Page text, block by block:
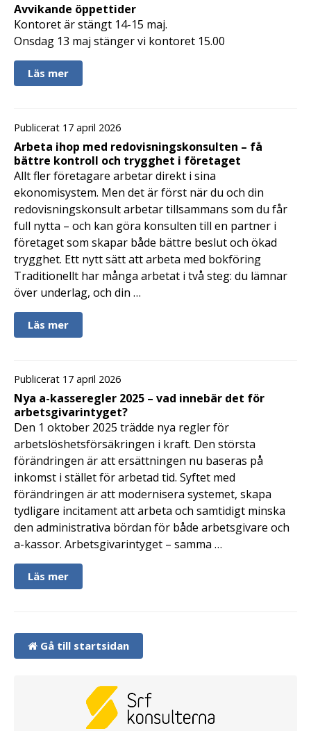
Avvikande öppettider
Kontoret är stängt 14-15 maj.
Onsdag 13 maj stänger vi kontoret 15.00
Läs mer
Publicerat 17 april 2026
Arbeta ihop med redovisningskonsulten – få
bättre kontroll och trygghet i företaget
Allt fler företagare arbetar direkt i sina
ekonomisystem. Men det är först när du och din
redovisningskonsult arbetar tillsammans som du får
full nytta – och kan göra konsulten till en partner i
företaget som skapar både bättre beslut och ökad
trygghet. Ett nytt sätt att arbeta med bokföring
Traditionellt har många arbetat i två steg: du lämnar
över underlag, och din …
Läs mer
Publicerat 17 april 2026
Nya a-kasseregler 2025 – vad innebär det för
arbetsgivarintyget?
Den 1 oktober 2025 trädde nya regler för
arbetslöshetsförsäkringen i kraft. Den största
förändringen är att ersättningen nu baseras på
inkomst i stället för arbetad tid. Syftet med
förändringen är att modernisera systemet, skapa
tydligare incitament att arbeta och samtidigt minska
den administrativa bördan för både arbetsgivare och
a-kassor. Arbetsgivarintyget – samma …
Läs mer
Gå till startsidan